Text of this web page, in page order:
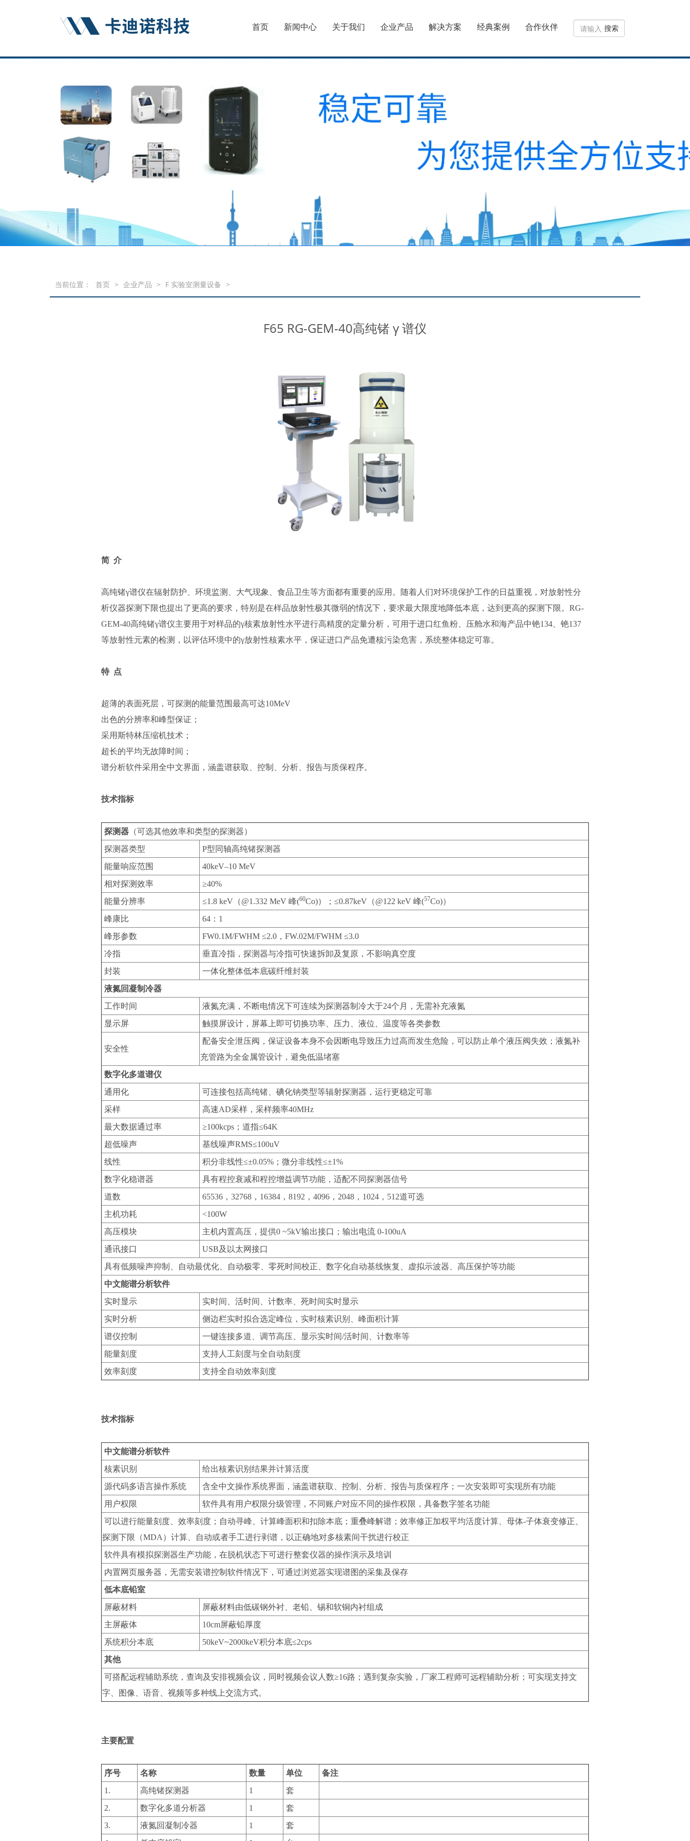
首页 新闻中心 关于我们 企业产品 解决方案 经典案例 合作伙伴 搜索
当前位置： 首页 > 企业产品 > F 实验室测量设备 >
F65 RG-GEM-40高纯锗 γ 谱仪
简 介
高纯锗γ谱仪在辐射防护、环境监测、大气现象、食品卫生等方面都有重要的应用。随着人们对环境保护工作的日益重视，对放射性分
析仪器探测下限也提出了更高的要求，特别是在样品放射性极其微弱的情况下，要求最大限度地降低本底，达到更高的探测下限。RG-
GEM-40高纯锗γ谱仪主要用于对样品的γ核素放射性水平进行高精度的定量分析，可用于进口红鱼粉、压舱水和海产品中铯134、铯137
等放射性元素的检测，以评估环境中的γ放射性核素水平，保证进口产品免遭核污染危害，系统整体稳定可靠。
特 点
超薄的表面死层，可探测的能量范围最高可达10MeV
出色的分辨率和峰型保证；
采用斯特林压缩机技术；
超长的平均无故障时间；
谱分析软件采用全中文界面，涵盖谱获取、控制、分析、报告与质保程序。
技术指标
探测器 （可选其他效率和类型的探测器）
探测器类型
P型同轴高纯锗探测器
能量响应范围
40keV–10 MeV
相对探测效率
≥40%
能量分辨率
≤1.8 keV（@1.332 MeV 峰(60Co)）；≤0.87keV（@122 keV 峰(57Co)）
峰康比
64：1
峰形参数
FW0.1M/FWHM ≤2.0，FW.02M/FWHM ≤3.0
冷指
垂直冷指，探测器与冷指可快速拆卸及复原，不影响真空度
封装
一体化整体低本底碳纤维封装
液氮回凝制冷器
工作时间
液氮充满，不断电情况下可连续为探测器制冷大于24个月，无需补充液氮
显示屏
触摸屏设计，屏幕上即可切换功率、压力、液位、温度等各类参数
安全性
配备安全泄压阀，保证设备本身不会因断电导致压力过高而发生危险，可以防止单个液压阀失效；液氮补
充管路为全金属管设计，避免低温堵塞
数字化多道谱仪
通用化
可连接包括高纯锗、碘化钠类型等辐射探测器，运行更稳定可靠
采样
高速AD采样，采样频率40MHz
最大数据通过率
≥100kcps；道指≤64K
超低噪声
基线噪声RMS≤100uV
线性
积分非线性≤±0.05%；微分非线性≤±1%
数字化稳谱器
具有程控衰减和程控增益调节功能，适配不同探测器信号
道数
65536，32768，16384，8192，4096，2048，1024，512道可选
主机功耗
<100W
高压模块
主机内置高压，提供0 ~5kV输出接口；输出电流 0-100uA
通讯接口
USB及以太网接口
具有低频噪声抑制、自动最优化、自动极零、零死时间校正、数字化自动基线恢复、虚拟示波器、高压保护等功能
中文能谱分析软件
实时显示
实时间、活时间、计数率、死时间实时显示
实时分析
侧边栏实时拟合选定峰位，实时核素识别、峰面积计算
谱仪控制
一键连接多道、调节高压、显示实时间/活时间、计数率等
能量刻度
支持人工刻度与全自动刻度
效率刻度
支持全自动效率刻度
技术指标
中文能谱分析软件
核素识别
给出核素识别结果并计算活度
源代码多语言操作系统
含全中文操作系统界面，涵盖谱获取、控制、分析、报告与质保程序；一次安装即可实现所有功能
用户权限
软件具有用户权限分级管理，不同账户对应不同的操作权限，具备数字签名功能
可以进行能量刻度、效率刻度；自动寻峰、计算峰面积和扣除本底；重叠峰解谱；效率修正加权平均活度计算、母体-子体衰变修正、
探测下限（MDA）计算、自动或者手工进行剥谱，以正确地对多核素间干扰进行校正
软件具有模拟探测器生产功能，在脱机状态下可进行整套仪器的操作演示及培训
内置网页服务器，无需安装谱控制软件情况下，可通过浏览器实现谱图的采集及保存
低本底铅室
屏蔽材料
屏蔽材料由低碳钢外衬、老铅、锡和软铜内衬组成
主屏蔽体
10cm屏蔽铅厚度
系统积分本底
50keV~2000keV积分本底≤2cps
其他
可搭配远程辅助系统，查询及安排视频会议，同时视频会议人数≥16路；遇到复杂实验，厂家工程师可远程辅助分析；可实现支持文
字、图像、语音、视频等多种线上交流方式。
主要配置
序号 名称 数量 单位
备注
1.
高纯锗探测器 1
套
2.
数字化多道分析器 1
套
3.
液氮回凝制冷器 1
套